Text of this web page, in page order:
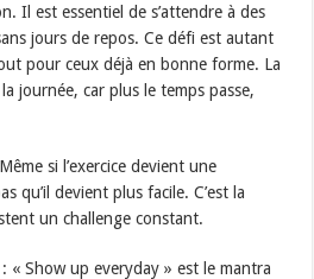
Il est essentiel de s’attendre à des
jours de repos. Ce défi est autant
pour ceux déjà en bonne forme. La
journée, car plus le temps passe,
si l’exercice devient une
qu’il devient plus facile. C’est la
un challenge constant.
: « Show up everyday » est le mantra